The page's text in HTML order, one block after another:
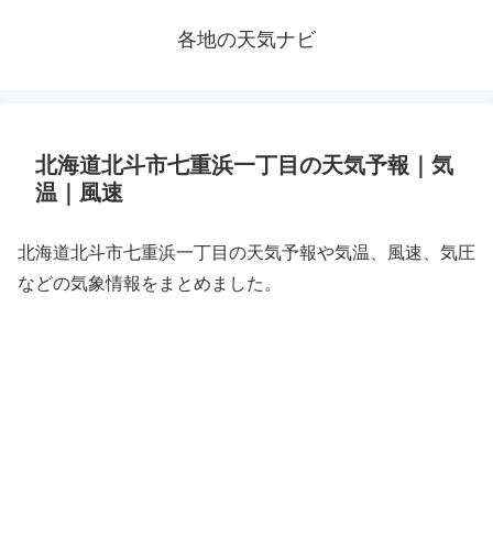
各地の天気ナビ
北海道北斗市七重浜一丁目の天気予報｜気
温｜風速
北海道北斗市七重浜一丁目の天気予報や気温、風速、気圧
などの気象情報をまとめました。